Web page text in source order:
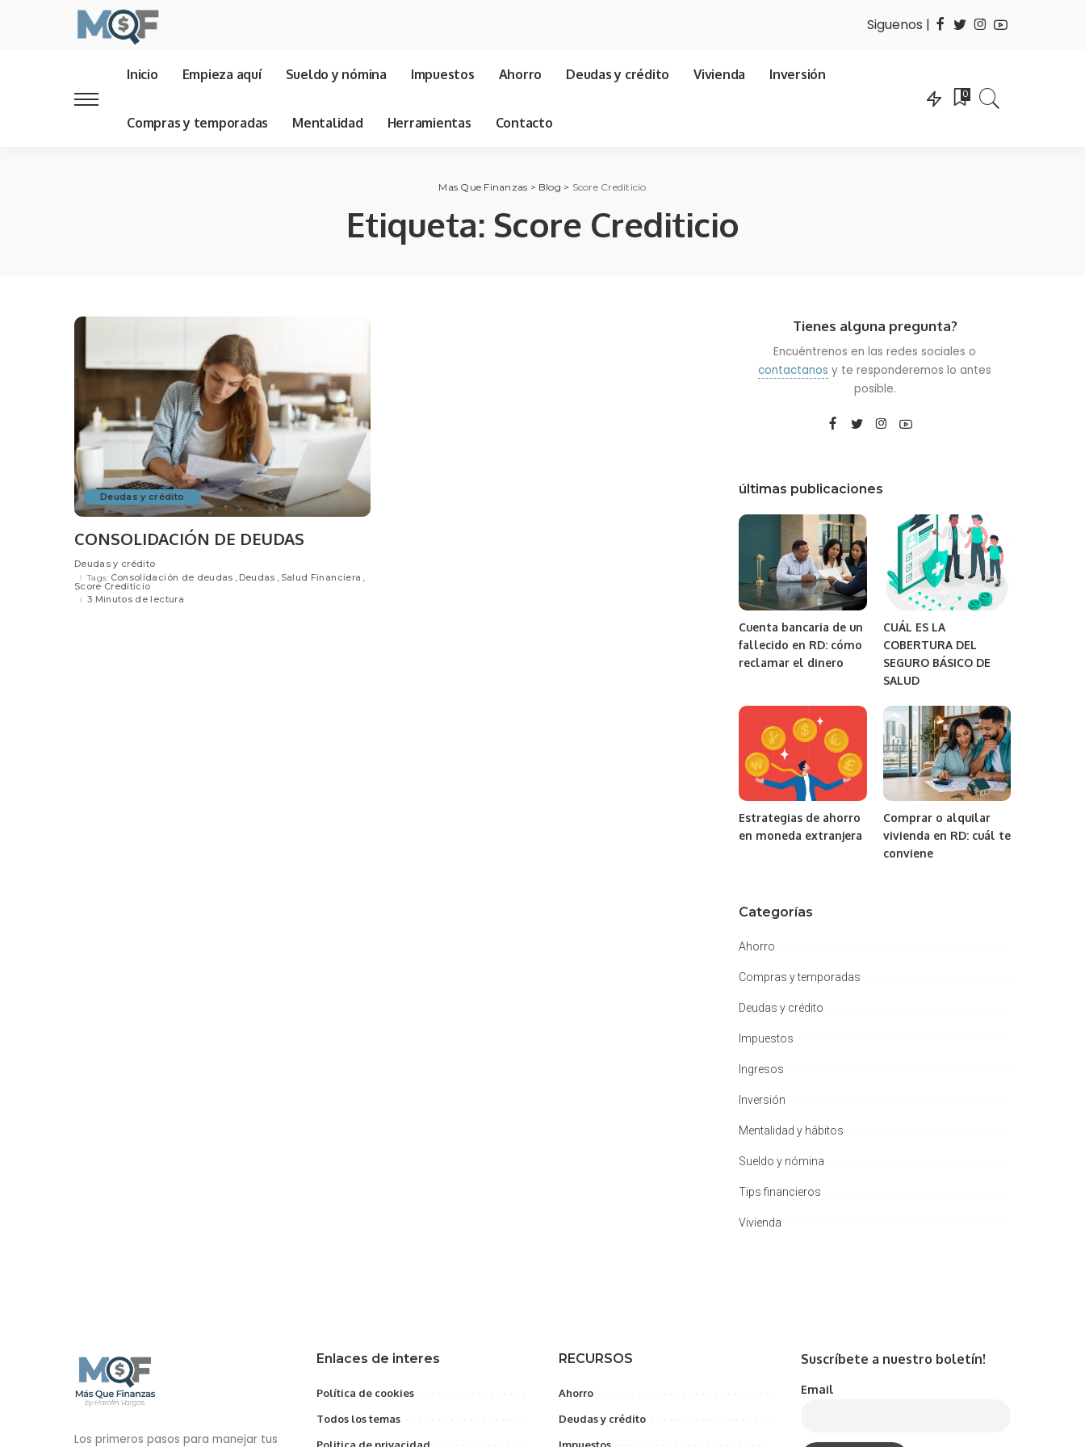
Siguenos |
Inicio Empieza aquí Sueldo y nómina Impuestos Ahorro Deudas y crédito Vivienda Inversión
Compras y temporadas Mentalidad Herramientas Contacto
0
Mas Que Finanzas > Blog > Score Crediticio
Etiqueta: Score Crediticio
Deudas y crédito
CONSOLIDACIÓN DE DEUDAS
Deudas y crédito
Tags: Consolidación de deudas Deudas Salud Financiera
Score Crediticio
3 Minutos de lectura
Tienes alguna pregunta?
Encuéntrenos en las redes sociales o
contactanos y te responderemos lo antes
posible.
últimas publicaciones
Cuenta bancaria de un
fallecido en RD: cómo
reclamar el dinero
CUÁL ES LA
COBERTURA DEL
SEGURO BÁSICO DE
SALUD
Estrategias de ahorro
en moneda extranjera
Comprar o alquilar
vivienda en RD: cuál te
conviene
Categorías
Ahorro
Compras y temporadas
Deudas y crédito
Impuestos
Ingresos
Inversión
Mentalidad y hábitos
Sueldo y nómina
Tips financieros
Vivienda
Los primeros pasos para manejar tus
Enlaces de interes
Política de cookies
Todos los temas
RECURSOS
Ahorro
Deudas y crédito
Suscríbete a nuestro boletín!
Email